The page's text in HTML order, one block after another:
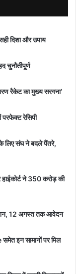
दिशा और उपाय
चुनौतीपूर्ण
रैकेट का मुख्य सरगना’
रेसिपी
संघ ने बदले पैंतरे,
ने 350 करोड़ की
12 अगस्त तक आवेदन
इन सामानों पर मिल